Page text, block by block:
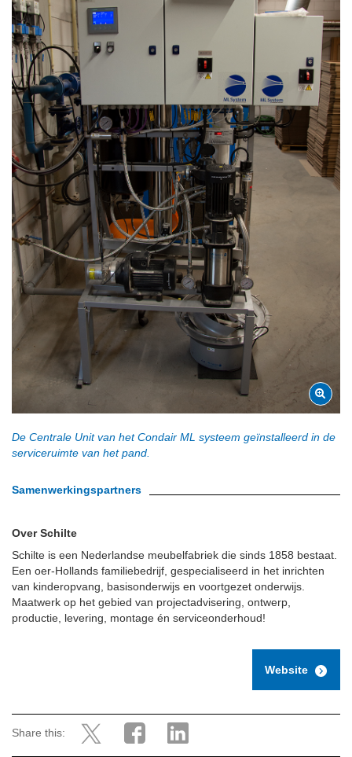
De Centrale Unit van het Condair ML systeem geïnstalleerd in de
serviceruimte van het pand.
Samenwerkingspartners
Over Schilte
Schilte is een Nederlandse meubelfabriek die sinds 1858 bestaat.
Een oer-Hollands familiebedrijf, gespecialiseerd in het inrichten
van kinderopvang, basisonderwijs en voortgezet onderwijs.
Maatwerk op het gebied van projectadvisering, ontwerp,
productie, levering, montage én serviceonderhoud!
Website
Share this: